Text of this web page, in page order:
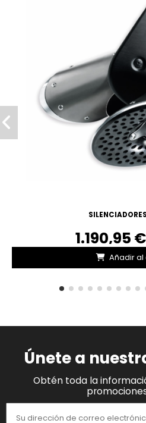
1.190,95 €
Añadir al
Únete a
Obtén toda la